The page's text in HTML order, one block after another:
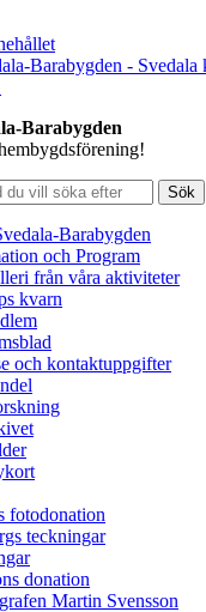
Barabygden
Barabygden
och Program
från våra aktiviteter
kvarn
och kontaktuppgifter
fotodonation
teckningar
donation
Martin Svensson